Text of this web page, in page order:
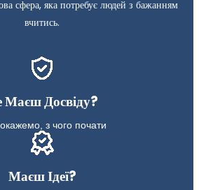
сфера, яка потребує людей з бажанням
вчитись.
Маєш Досвіду?
з чого почати
Маєш Ідеї?